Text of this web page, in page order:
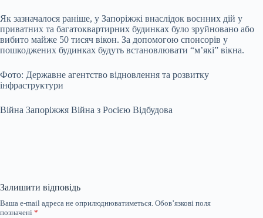
Як зазначалося раніше, у Запоріжжі внаслідок воєнних дій у
приватних та багатоквартирних будинках було зруйновано або
вибито майже 50 тисяч вікон. За допомогою спонсорів у
пошкоджених будинках будуть встановлювати “м’які” вікна.
Фото: Державне агентство відновлення та розвитку
інфраструктури
Війна Запоріжжя Війна з Росією Відбудова
Залишити відповідь
Ваша e-mail адреса не оприлюднюватиметься. Обов’язкові поля
позначені *